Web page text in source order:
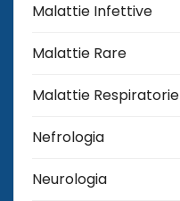
Malattie Infettive
Malattie Rare
Malattie Respiratorie
Nefrologia
Neurologia